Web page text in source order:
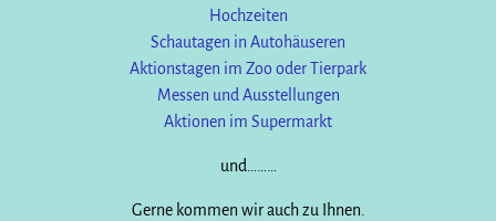
Hochzeiten
Schautagen in Autohäuseren
Aktionstagen im Zoo oder Tierpark
Messen und Ausstellungen
Aktionen im Supermarkt
und………
Gerne kommen wir auch zu Ihnen.